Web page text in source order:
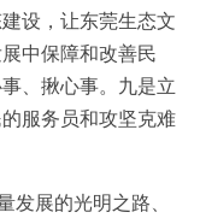
设，让东莞生态文
中保障和改善民
、揪心事。九是立
服务员和攻坚克难
发展的光明之路、